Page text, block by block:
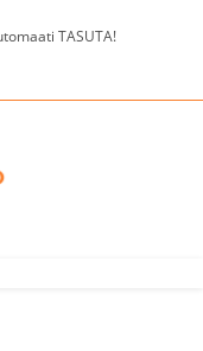
TASUTA!